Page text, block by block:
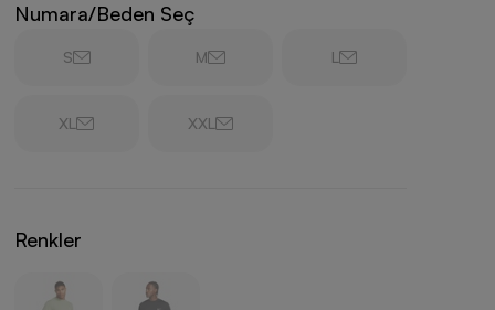
Numara/Beden Seç
S M L
XL XXL
Renkler